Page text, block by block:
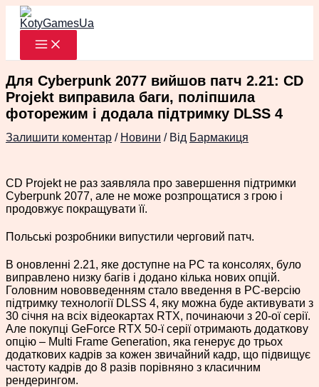
Перейти
Для Cyberpunk 2077 вийшов патч 2.21: CD
Projekt виправила баги, поліпшила
фоторежим і додала підтримку DLSS 4
Залишити коментар / Новини / Від Бармакиця
CD Projekt не раз заявляла про завершення підтримки
Cyberpunk 2077, але не може розпрощатися з грою і
продовжує покращувати її.
Польські розробники випустили черговий патч.
В оновленні 2.21, яке доступне на PC та консолях, було
виправлено низку багів і додано кілька нових опцій.
Головним нововведенням стало введення в PC-версію
підтримку технології DLSS 4, яку можна буде активувати з
30 січня на всіх відеокартах RTX, починаючи з 20-ої серії.
Але покупці GeForce RTX 50-ї серії отримають додаткову
опцію – Multi Frame Generation, яка генерує до трьох
додаткових кадрів за кожен звичайний кадр, що підвищує
частоту кадрів до 8 разів порівняно з класичним
рендерингом.